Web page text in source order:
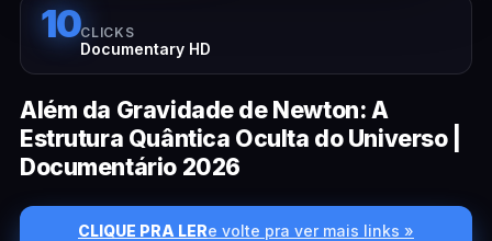
10CLICKS
Documentary HD
Além da Gravidade de Newton: A
Estrutura Quântica Oculta do Universo |
Documentário 2026
CLIQUE PRA LERe volte pra ver mais links »